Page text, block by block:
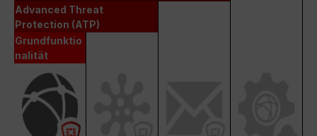
Advanced Threat
Protection (ATP)
Grundfunktio
nalität